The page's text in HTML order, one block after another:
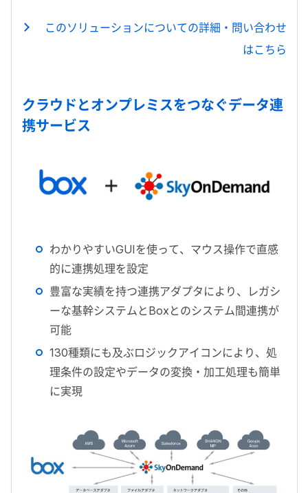
このソリューションについての詳細・問い合わせ
はこちら
クラウドとオンプレミスをつなぐデータ連
携サービス
わかりやすいGUIを使って、マウス操作で直感
的に連携処理を設定
豊富な実績を持つ連携アダプタにより、レガシ
ーな基幹システムとBoxとのシステム間連携が
可能
130種類にも及ぶロジックアイコンにより、処
理条件の設定やデータの変換・加工処理も簡単
に実現